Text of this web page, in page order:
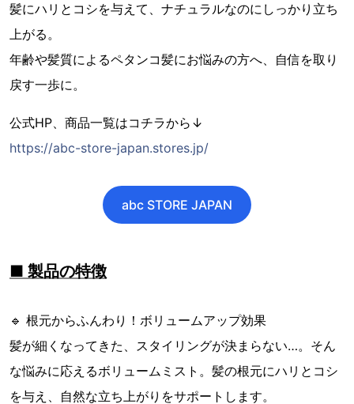
髪にハリとコシを与えて、ナチュラルなのにしっかり立ち
上がる。
年齢や髪質によるペタンコ髪にお悩みの方へ、自信を取り
戻す一歩に。
公式HP、商品一覧はコチラから↓
https://abc-store-japan.stores.jp/
abc STORE JAPAN
■ 製品の特徴
🔹 根元からふんわり！ボリュームアップ効果
髪が細くなってきた、スタイリングが決まらない…。そん
な悩みに応えるボリュームミスト。髪の根元にハリとコシ
を与え、自然な立ち上がりをサポートします。